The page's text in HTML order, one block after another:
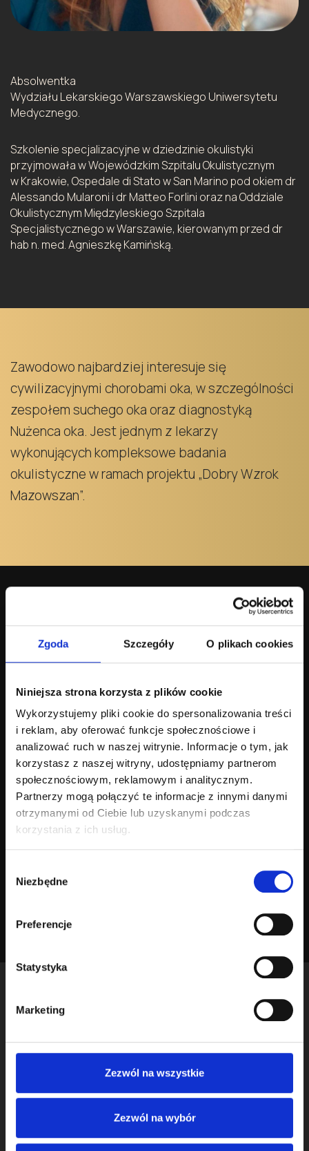
Zgoda Szczegóły O plikach cookies
Niniejsza strona korzysta z plików cookie
Wykorzystujemy pliki cookie do spersonalizowania treści
i reklam, aby oferować funkcje społecznościowe i
analizować ruch w naszej witrynie. Informacje o tym, jak
korzystasz z naszej witryny, udostępniamy partnerom
społecznościowym, reklamowym i analitycznym.
Partnerzy mogą połączyć te informacje z innymi danymi
otrzymanymi od Ciebie lub uzyskanymi podczas
korzystania z ich usług.
zgody
Niezbędne
Preferencje
Statystyka
Marketing
Zezwól na wszystkie
Zezwól na wybór
Absolwentka
Wydziału Lekarskiego Warszawskiego Uniwersytetu
Medycznego.
Szkolenie specjalizacyjne w dziedzinie okulistyki
przyjmowała w Wojewódzkim Szpitalu Okulistycznym
w Krakowie, Ospedale di Stato w San Marino pod okiem dr
Alessando Mularoni i dr Matteo Forlini oraz na Oddziale
Okulistycznym Międzyleskiego Szpitala
Specjalistycznego w Warszawie, kierowanym przed dr
hab n. med. Agnieszkę Kamińską.
Zawodowo najbardziej interesuje się
cywilizacyjnymi chorobami oka, w szczególności
zespołem suchego oka oraz diagnostyką
Nużenca oka. Jest jednym z lekarzy
wykonujących kompleksowe badania
okulistyczne w ramach projektu „Dobry Wzrok
Mazowszan”.
Stale podnosi swoje
kwalifikacje zawodowe
biorą udział w wielu
szkoleniach
i konferencjach w kraju
i za granicą.
Wykonuje pełne badanie okulistyczne dorosłych
wraz z badaniem OCT, USG gałki ocznej.
881 84 84 84lub 22 227 02 25
ul. Szwedzka 4, 03-419 Warszawa